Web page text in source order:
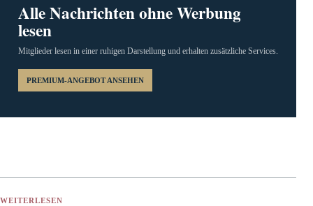
Alle Nachrichten ohne Werbung
lesen
Mitglieder lesen in einer ruhigen Darstellung und erhalten zusätzliche Services.
PREMIUM-ANGEBOT ANSEHEN
WEITERLESEN